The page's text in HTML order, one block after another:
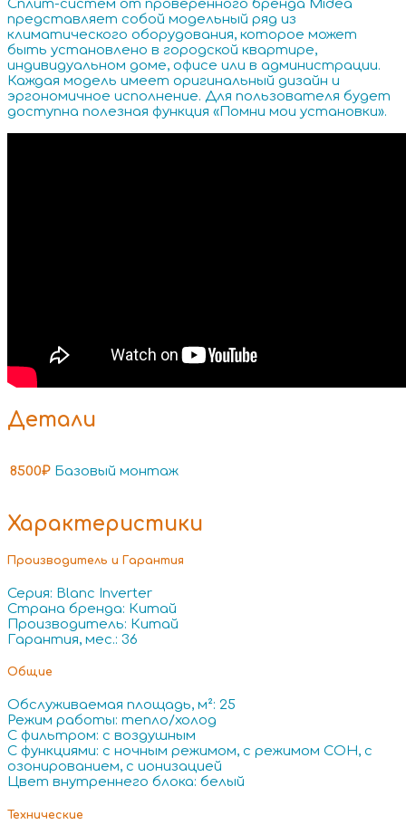
Сплит-систем от проверенного бренда Midea
представляет собой модельный ряд из
климатического оборудования, которое может
быть установлено в городской квартире,
индивидуальном доме, офисе или в администрации.
Каждая модель имеет оригинальный дизайн и
эргономичное исполнение. Для пользователя будет
доступна полезная функция «Помни мои установки».
Детали
8500₽ Базовый монтаж
Характеристики
Производитель и Гарантия
Серия: Blanc Inverter
Страна бренда: Китай
Производитель: Китай
Гарантия, мес.: 36
Общие
Обслуживаемая площадь, м²: 25
Режим работы: тепло/холод
С фильтром: с воздушным
С функциями: с ночным режимом, с режимом СОН, с
озонированием, с ионизацией
Цвет внутреннего блока: белый
Технические